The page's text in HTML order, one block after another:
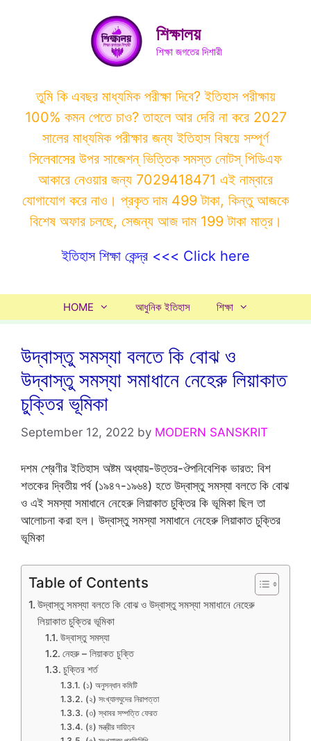
শিক্ষালয়
শিক্ষা জগতের দিশারী
তুমি কি এবছর মাধ্যমিক পরীক্ষা দিবে? ইতিহাস পরীক্ষায়
100% কমন পেতে চাও? তাহলে আর দেরি না করে 2027
সালের মাধ্যমিক পরীক্ষার জন্য ইতিহাস বিষয়ে সম্পূর্ণ
সিলেবাসের উপর সাজেশন্ ভিত্তিক সমস্ত নোটস্ পিডিএফ
আকারে নেওয়ার জন্য 7029418471 এই নাম্বারে
যোগাযোগ করে নাও। প্রকৃত দাম 499 টাকা, কিন্তু আজকে
বিশেষ অফার চলছে, সেজন্য আজ দাম 199 টাকা মাত্র।
ইতিহাস শিক্ষা কেন্দ্র <<< Click here
HOME আধুনিক ইতিহাস শিক্ষা
উদ্বাস্তু সমস্যা বলতে কি বোঝ ও
উদ্বাস্তু সমস্যা সমাধানে নেহেরু লিয়াকাত
চুক্তির ভূমিকা
September 12, 2022 by MODERN SANSKRIT
দশম শ্রেণীর ইতিহাস অষ্টম অধ্যায়-উত্তর-ঔপনিবেশিক ভারত: বিশ
শতকের দ্বিতীয় পর্ব (১৯৪৭-১৯৬৪) হতে উদ্বাস্তু সমস্যা বলতে কি বোঝ
ও এই সমস্যা সমাধানে নেহেরু লিয়াকাত চুক্তির কি ভূমিকা ছিল তা
আলোচনা করা হল। উদ্বাস্তু সমস্যা সমাধানে নেহেরু লিয়াকাত চুক্তির
ভূমিকা
Table of Contents
উদ্বাস্তু সমস্যা বলতে কি বোঝ ও উদ্বাস্তু সমস্যা সমাধানে নেহেরু
লিয়াকাত চুক্তির ভূমিকা
উদ্বাস্তু সমস্যা
নেহরু – লিয়াকত চুক্তি
চুক্তির শর্ত
(১) অনুসন্ধান কমিটি
(২) সংখ্যালঘুদের নিরাপত্তা
(৩) স্থাবর সম্পত্তি ফেরত
(৪) মন্ত্রীর দায়িত্ব